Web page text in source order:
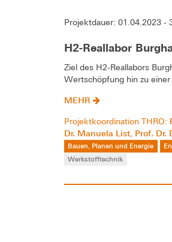
Projektdauer: 01.04.2023 -
H2-Reallabor
Ziel des H2-Reallabors
Wertschöpfung hin zu
MEHR
Projektkoordination THRO:
Dr. Manuela List, Prof. Dr.
Bauen, Planen und Energie
Werkstofftechnik